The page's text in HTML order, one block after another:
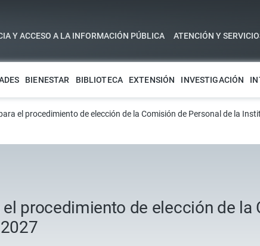
Y ACCESO A LA INFORMACIÓN PÚBLICA ATENCIÓN Y
BIENESTAR BIBLIOTECA EXTENSIÓN INVESTIGACIÓN
el procedimiento de elección de la Comisión de Personal de la
procedimiento de elección de la